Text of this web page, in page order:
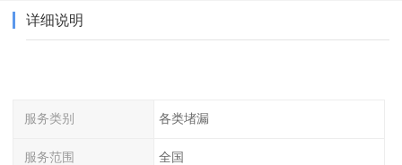
详细说明
服务类别 各类堵漏
服务范围 全国